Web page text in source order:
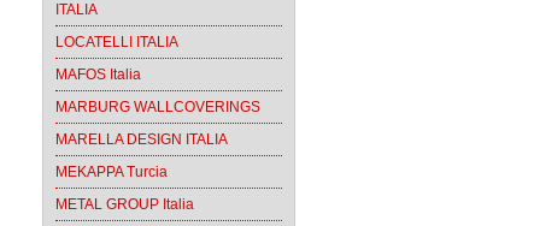
ITALIA
LOCATELLI ITALIA
MAFOS Italia
MARBURG WALLCOVERINGS
MARELLA DESIGN ITALIA
MEKAPPA Turcia
METAL GROUP Italia